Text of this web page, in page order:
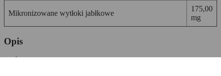
Mikronizowane wytłoki jabłkowe
175,00
mg
Opis
Płeć